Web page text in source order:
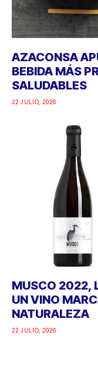
AZACONSA
BEBIDA MÁS
SALUDABLES
22 JULIO, 2026
MUSCO 2022,
UN VINO
NATURALEZA
22 JULIO, 2026